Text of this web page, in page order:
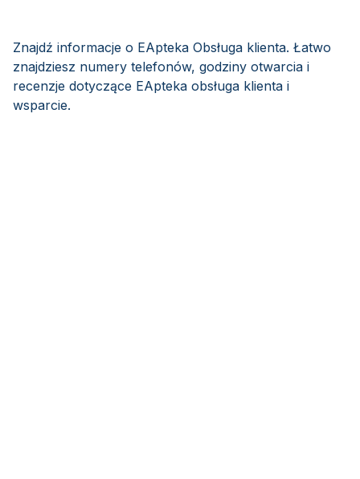
Znajdź informacje o EApteka Obsługa klienta. Łatwo
znajdziesz numery telefonów, godziny otwarcia i
recenzje dotyczące EApteka obsługa klienta i
wsparcie.